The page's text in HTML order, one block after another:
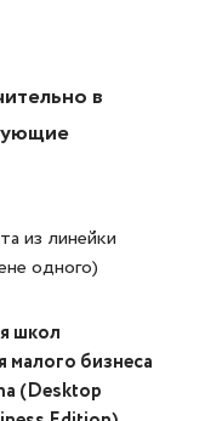
в
из линейки
одного)
школ
малого бизнеса
(Desktop